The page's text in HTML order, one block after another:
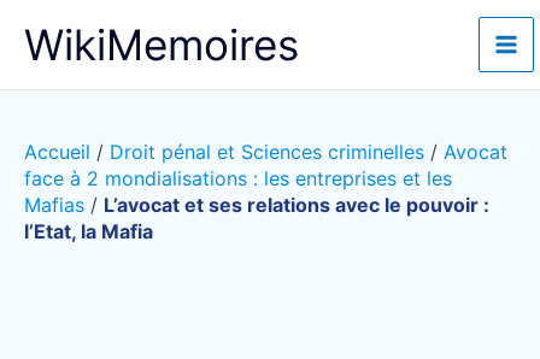
WikiMemoires
Accueil / Droit pénal et Sciences criminelles / Avocat
face à 2 mondialisations : les entreprises et les
Mafias / L’avocat et ses relations avec le pouvoir :
l’Etat, la Mafia